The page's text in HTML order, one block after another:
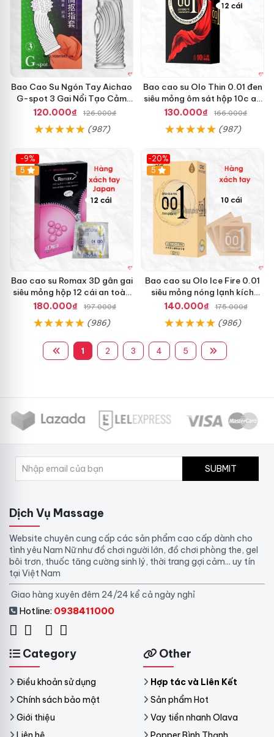
Bao Cao Su Ngón Tay Aichao
G-spot 3 Gai Nổi Tạo Cảm
Giác Tột Đỉnh
120.000₫ 126.000₫
(987)
Bao cao su Olo Thin 0.01 đen
siêu mỏng ôm sát hộp 10c an
toàn
130.000₫ 166.000₫
(987)
-9%
5
Bao cao su Romax 3D gân gai
siêu mỏng hộp 12 cái an toàn
chất lượng
180.000₫ 197.000₫
(986)
-20%
5
Bao cao su Olo Ice Fire 0.01
siêu mỏng nóng lạnh kích
thích mạnh
140.000₫ 175.000₫
(986)
1 2 3 4 5
SUBMIT
Dịch Vụ Massage
Website chuyên cung cấp các sản phẩm cao cấp dành cho
tình yêu Nam Nữ như đồ chơi người lớn, đồ chơi phòng the, gel
bôi trơn, thuốc tăng cường sinh lý, thời trang gợi cảm... uy tín
tại Việt Nam
Giao hàng xuyên đêm 24/24 kể cả ngày nghỉ
Hotline: 0938411000
Category
Điều khoản sử dụng
Chính sách bảo mật
Giới thiệu
Other
Hợp tác và Liên Kết
Sản phẩm Hot
Vay tiền nhanh Olava